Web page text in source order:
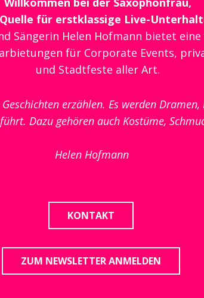
für erstklassige Live-
Sängerin Helen Hofmann bietet
für Corporate Events,
und Stadtfeste aller Art.
erzählen. Es werden Dramen,
Dazu gehören auch Kostüme,
Helen Hofmann
KONTAKT
ZUM NEWSLETTER ANMELDEN